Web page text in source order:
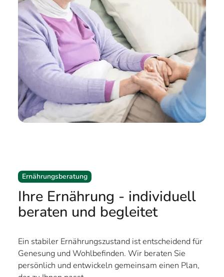
Ernährungsberatung
Ihre Ernährung - individuell
beraten und begleitet
Ein stabiler Ernährungszustand ist entscheidend für
Genesung und Wohlbefinden. Wir beraten Sie
persönlich und entwickeln gemeinsam einen Plan,